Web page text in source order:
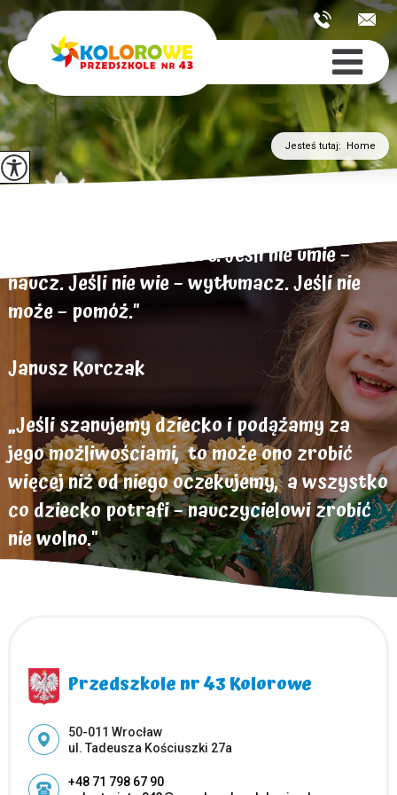
Jesteś tutaj: Home
„Dziecko chce być dobre. Jeśli nie umie –
naucz. Jeśli nie wie – wytłumacz. Jeśli nie
może – pomóż."
Janusz Korczak
„Jeśli szanujemy dziecko i podążamy za
jego możliwościami, to może ono zrobić
więcej niż od niego oczekujemy, a wszystko
co dziecko potrafi – nauczycielowi zrobić
nie wolno."
Helen Parkhurst
Przedszkole nr 43 Kolorowe
Adres pocztowy:
50-011 Wrocław
ul. Tadeusza Kościuszki 27a
+48 71 798 67 90